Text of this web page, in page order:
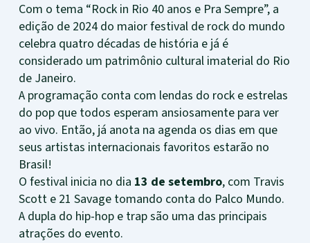
Com o tema “Rock in Rio 40 anos e Pra Sempre”, a
edição de 2024 do maior festival de rock do mundo
celebra quatro décadas de história e já é
considerado um patrimônio cultural imaterial do Rio
de Janeiro.
A programação conta com lendas do rock e estrelas
do pop que todos esperam ansiosamente para ver
ao vivo. Então, já anota na agenda os dias em que
seus artistas internacionais favoritos estarão no
Brasil!
O festival inicia no dia 13 de setembro, com Travis
Scott e 21 Savage tomando conta do Palco Mundo.
A dupla do hip-hop e trap são uma das principais
atrações do evento.